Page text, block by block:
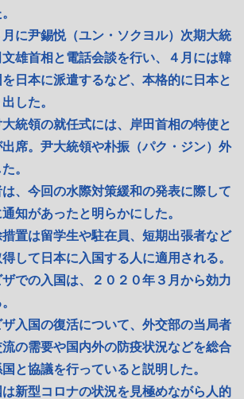
に尹錫悦（ユン・ソクヨル）次期大統
雄首相と電話会談を行い、４月には韓
日本に派遣するなど、本格的に日本と
した。
統領の就任式には、岸田首相の特使と
席。尹大統領や朴振（パク・ジン）外
。
、今回の水際対策緩和の発表に際して
知があったと明らかにした。
置は留学生や駐在員、短期出張者など
して日本に入国する人に適用される。
での入国は、２０２０年３月から効力
入国の復活について、外交部の当局者
の需要や国内外の防疫状況などを総合
と協議を行っていると説明した。
新型コロナの状況を見極めながら人的